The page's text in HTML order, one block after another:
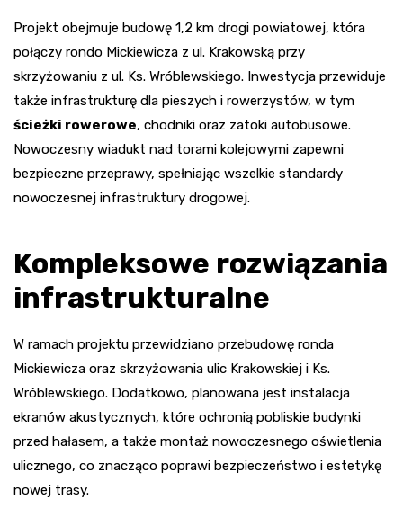
Projekt obejmuje budowę 1,2 km drogi powiatowej, która
połączy rondo Mickiewicza z ul. Krakowską przy
skrzyżowaniu z ul. Ks. Wróblewskiego. Inwestycja przewiduje
także infrastrukturę dla pieszych i rowerzystów, w tym
ścieżki rowerowe, chodniki oraz zatoki autobusowe.
Nowoczesny wiadukt nad torami kolejowymi zapewni
bezpieczne przeprawy, spełniając wszelkie standardy
nowoczesnej infrastruktury drogowej.
Kompleksowe rozwiązania
infrastrukturalne
W ramach projektu przewidziano przebudowę ronda
Mickiewicza oraz skrzyżowania ulic Krakowskiej i Ks.
Wróblewskiego. Dodatkowo, planowana jest instalacja
ekranów akustycznych, które ochronią pobliskie budynki
przed hałasem, a także montaż nowoczesnego oświetlenia
ulicznego, co znacząco poprawi bezpieczeństwo i estetykę
nowej trasy.